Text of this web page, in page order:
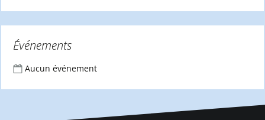
Événements
Aucun événement